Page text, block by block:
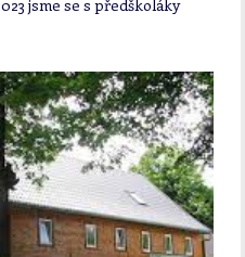
jsme se s předškoláky